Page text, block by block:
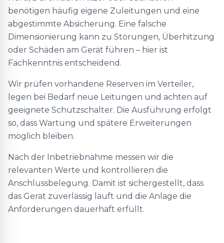
benötigen häufig eigene Zuleitungen und eine
abgestimmte Absicherung. Eine falsche
Dimensionierung kann zu Störungen, Überhitzung
oder Schäden am Gerät führen – hier ist
Fachkenntnis entscheidend.
Wir prüfen vorhandene Reserven im Verteiler,
legen bei Bedarf neue Leitungen und achten auf
geeignete Schutzschalter. Die Ausführung erfolgt
so, dass Wartung und spätere Erweiterungen
möglich bleiben.
Nach der Inbetriebnahme messen wir die
relevanten Werte und kontrollieren die
Anschlussbelegung. Damit ist sichergestellt, dass
das Gerät zuverlässig läuft und die Anlage die
Anforderungen dauerhaft erfüllt.